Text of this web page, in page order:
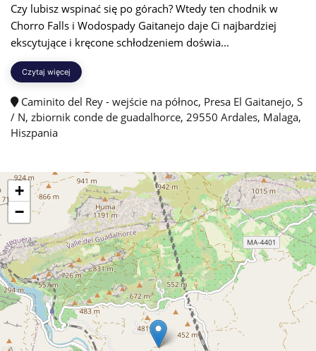
Czy lubisz wspinać się po górach? Wtedy ten chodnik w
Chorro Falls i Wodospady Gaitanejo daje Ci najbardziej
ekscytujące i kręcone schłodzeniem doświa...
Czytaj więcej
Caminito del Rey - wejście na północ, Presa El Gaitanejo, S
/ N, zbiornik conde de guadalhorce, 29550 Ardales, Malaga,
Hiszpania
+
−